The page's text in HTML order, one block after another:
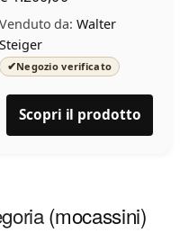
Venduto da: Walter
Steiger
✔Negozio verificato
Scopri il prodotto
(mocassini)